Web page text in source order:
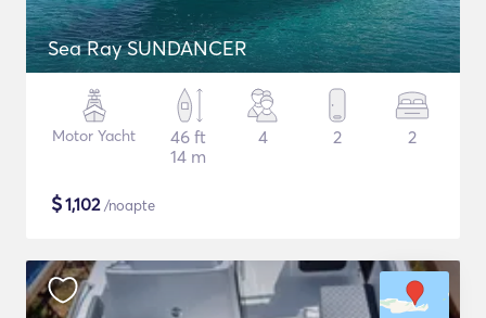
Sea Ray SUNDANCER
Motor Yacht
46 ft
14 m
4 2 2
$1,102/noapte